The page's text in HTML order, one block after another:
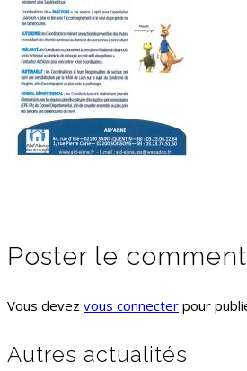
Poster le
Vous devez vous connecter pour
Autres actualités